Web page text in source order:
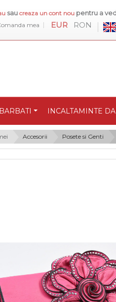
sau creaza un cont nou pentru a
mea EUR RON
BARBATI INCALTAMINTE
Accesorii Posete si Genti